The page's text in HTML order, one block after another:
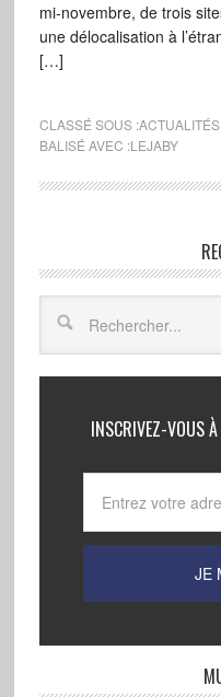
mi-novembre, de trois
une délocalisation à
[…]
CLASSÉ SOUS :ACTUALITÉS
BALISÉ AVEC :LEJABY
INSCRIVEZ-VOUS